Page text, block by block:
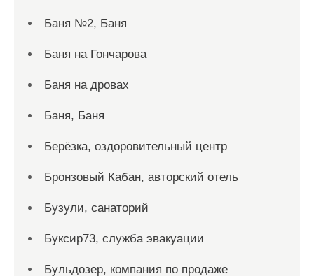
Баня №2, Баня
Баня на Гончарова
Баня на дровах
Баня, Баня
Берёзка, оздоровительный центр
Бронзовый Кабан, авторский отель
Бузули, санаторий
Буксир73, служба эвакуации
Бульдозер, компания по продаже